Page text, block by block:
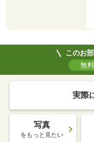
このお
無
実際
写真
をもっと見たい